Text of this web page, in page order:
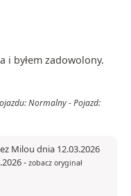
i byłem zadowolony.
Normalny - Pojazd:
Milou dnia 12.03.2026
- zobacz oryginał